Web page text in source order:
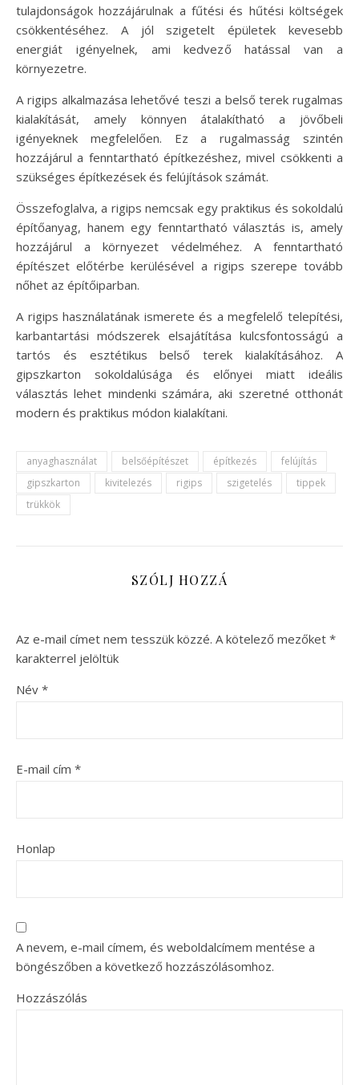
tulajdonságok hozzájárulnak a fűtési és hűtési költségek
csökkentéséhez. A jól szigetelt épületek kevesebb
energiát igényelnek, ami kedvező hatással van a
környezetre.
A rigips alkalmazása lehetővé teszi a belső terek rugalmas
kialakítását, amely könnyen átalakítható a jövőbeli
igényeknek megfelelően. Ez a rugalmasság szintén
hozzájárul a fenntartható építkezéshez, mivel csökkenti a
szükséges építkezések és felújítások számát.
Összefoglalva, a rigips nemcsak egy praktikus és sokoldalú
építőanyag, hanem egy fenntartható választás is, amely
hozzájárul a környezet védelméhez. A fenntartható
építészet előtérbe kerülésével a rigips szerepe tovább
nőhet az építőiparban.
A rigips használatának ismerete és a megfelelő telepítési,
karbantartási módszerek elsajátítása kulcsfontosságú a
tartós és esztétikus belső terek kialakításához. A
gipszkarton sokoldalúsága és előnyei miatt ideális
választás lehet mindenki számára, aki szeretné otthonát
modern és praktikus módon kialakítani.
anyaghasználat belsőépítészet építkezés
felújítás
gipszkarton
kivitelezés rigips szigetelés
tippek
trükkök
SZÓLJ HOZZÁ
Az e-mail címet nem tesszük közzé. A kötelező mezőket *
karakterrel jelöltük
Név *
E-mail cím *
Honlap
A nevem, e-mail címem, és weboldalcímem mentése a
böngészőben a következő hozzászólásomhoz.
Hozzászólás